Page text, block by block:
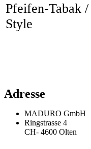
Pfeifen-Tabak /
Style
Adresse
MADURO GmbH
Ringstrasse 4
CH- 4600 Olten